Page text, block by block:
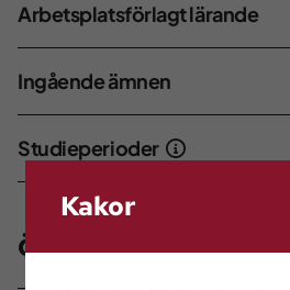
Arbetsplatsförlagt lärande
Ingående ämnen
Studieperioder
Övrig information
Kakor